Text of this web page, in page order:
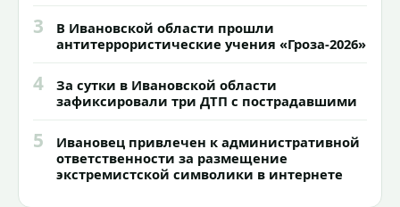
3
В Ивановской области прошли
антитеррористические учения «Гроза-2026»
4
За сутки в Ивановской области
зафиксировали три ДТП с пострадавшими
5
Ивановец привлечен к административной
ответственности за размещение
экстремистской символики в интернете